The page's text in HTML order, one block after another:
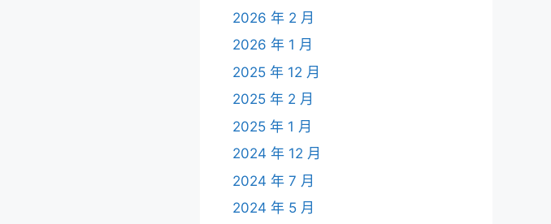
2026 年 2 月
2026 年 1 月
2025 年 12 月
2025 年 2 月
2025 年 1 月
2024 年 12 月
2024 年 7 月
2024 年 5 月